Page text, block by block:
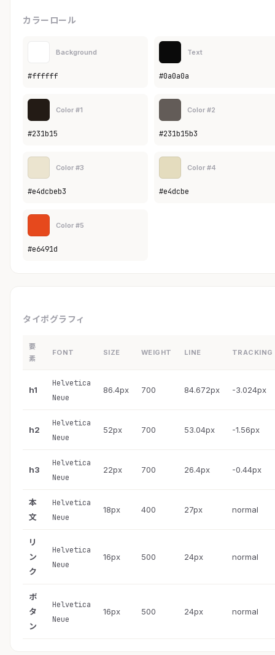
カラーロール
Background
#ffffff
Text
#0a0a0a
Color #1
#231b15
Color #2
#231b15b3
Color #3
#e4dcbeb3
Color #4
#e4dcbe
Color #5
#e6491d
タイポグラフィ
要
素
FONT SIZE WEIGHT LINE TRACKING
h1
Helvetica
Neue
86.4px 700 84.672px -3.024px
h2
Helvetica
Neue
52px 700 53.04px -1.56px
h3
Helvetica
Neue
22px 700 26.4px -0.44px
本
文
Helvetica
Neue
18px 400 27px normal
リ
ン
ク
Helvetica
Neue
16px 500 24px normal
ボ
タ
ン
Helvetica
Neue
16px 500 24px normal